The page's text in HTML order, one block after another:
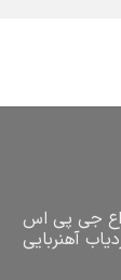
جی پی اس
آهنربایی